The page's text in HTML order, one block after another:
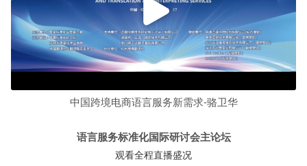
中国跨境电商语言服务新需求-骆卫华
语言服务标准化国际研讨会主论坛
观看全程直播盛况